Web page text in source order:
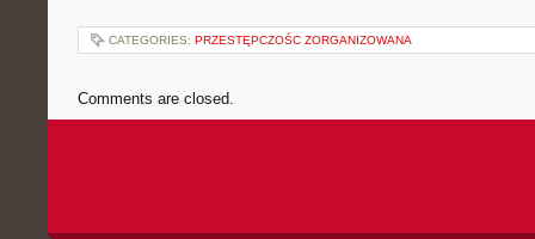
CATEGORIES: PRZESTĘPCZOŚC ZORGANIZOWANA
Comments are closed.